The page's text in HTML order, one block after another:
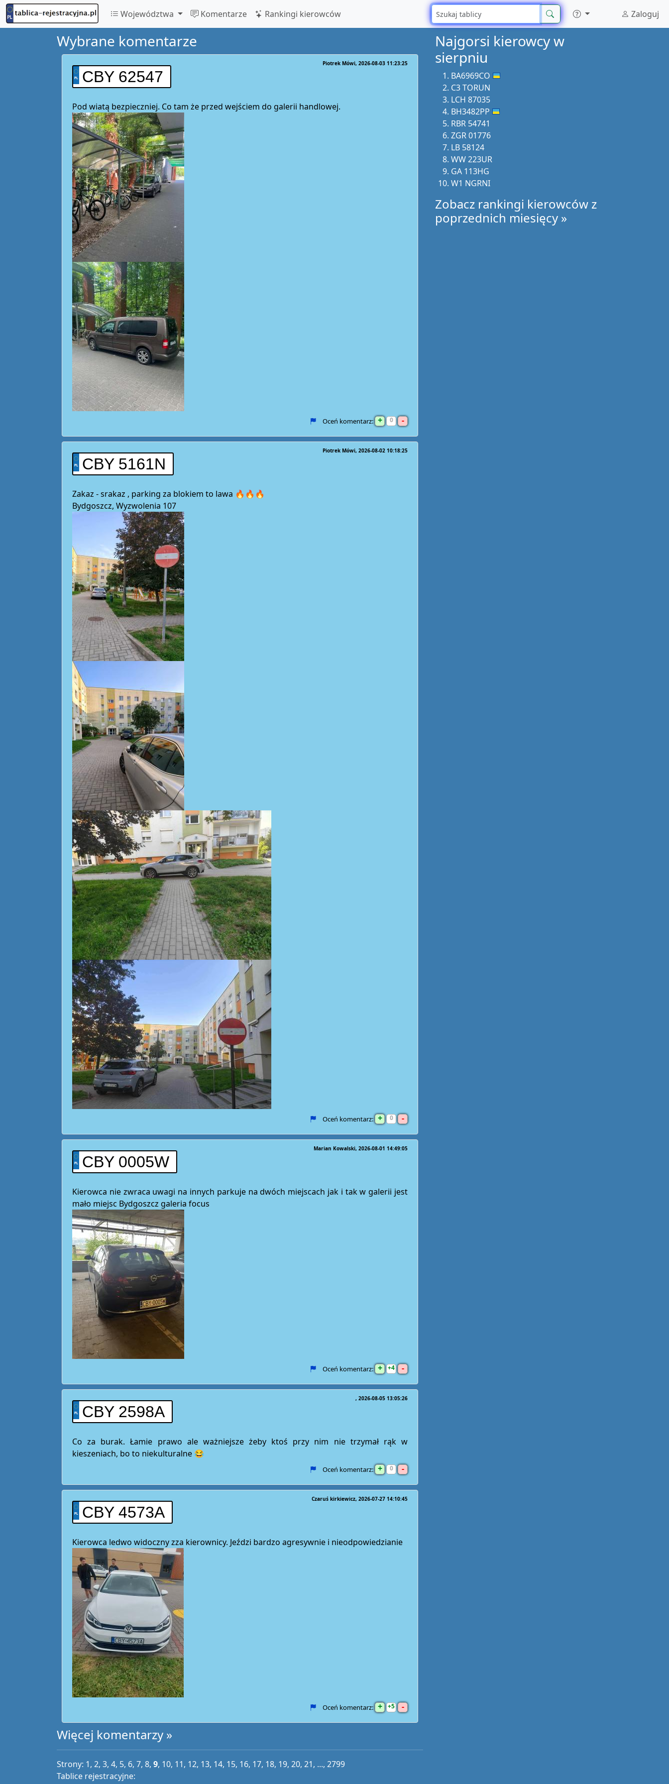
Województwa Komentarze Rankingi kierowców Zaloguj
Wybrane komentarze
CBY 62547
Piotrek Mówi 2026-08-03 11:23:25
Pod wiatą bezpieczniej. Co tam że przed wejściem do galerii handlowej.
Oceń komentarz: + 0 -
CBY 5161N
Piotrek Mówi 2026-08-02 10:18:25
Zakaz - srakaz , parking za blokiem to lawa 🔥🔥🔥
Bydgoszcz, Wyzwolenia 107
Oceń komentarz: + 0 -
CBY 0005W
Marian Kowalski 2026-08-01 14:49:05
Kierowca nie zwraca uwagi na innych parkuje na dwóch miejscach jak i tak w galerii jest
mało miejsc Bydgoszcz galeria focus
Oceń komentarz: + 4 -
CBY 2598A
2026-08-05 13:05:26
Co za burak. Łamie prawo ale ważniejsze żeby ktoś przy nim nie trzymał rąk w
kieszeniach, bo to niekulturalne 😂
Oceń komentarz: + 0 -
CBY 4573A
Czaruś kirkiewicz 2026-07-27 14:10:45
Kierowca ledwo widoczny zza kierownicy. Jeździ bardzo agresywnie i nieodpowiedzianie
Oceń komentarz: + 5 -
Więcej komentarzy »
Strony: 1, 2, 3, 4, 5, 6, 7, 8, 9, 10, 11, 12, 13, 14, 15, 16, 17, 18, 19, 20, 21, ..., 2799
Tablice rejestracyjne:
Najgorsi kierowcy w
sierpniu
BA6969CO
C3 TORUN
LCH 87035
BH3482PP
RBR 54741
ZGR 01776
LB 58124
WW 223UR
GA 113HG
W1 NGRNI
Zobacz rankingi kierowców z
poprzednich miesięcy »